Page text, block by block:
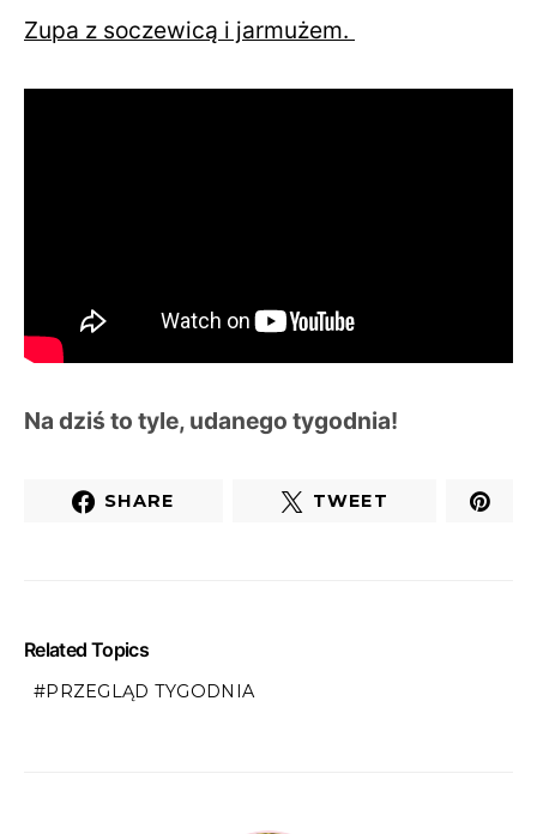
Zupa z soczewicą i jarmużem.
Na dziś to tyle, udanego tygodnia!
SHARE TWEET
Related Topics
PRZEGLĄD TYGODNIA